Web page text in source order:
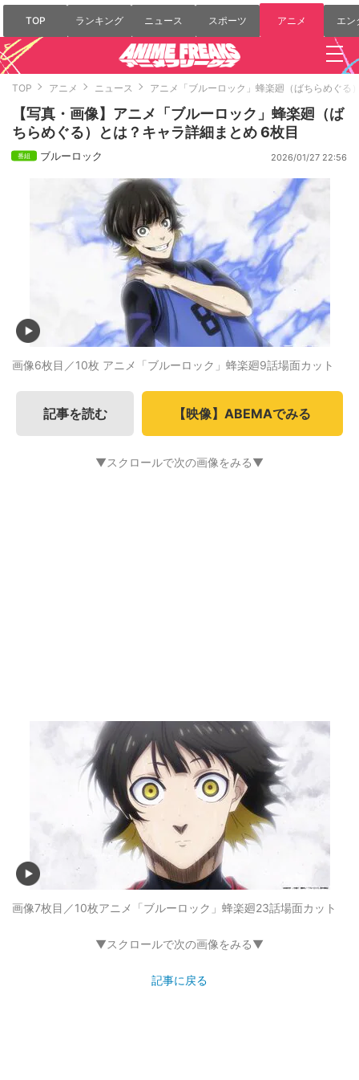
TOP ランキング ニュース スポーツ アニメ エン
TOP アニメ ニュース アニメ「ブルーロック」蜂楽廻（ばちらめぐる
【写真・画像】アニメ「ブルーロック」蜂楽廻（ば
ちらめぐる）とは？キャラ詳細まとめ 6枚目
ブルーロック 2026/01/27 22:56
画像6枚目／10枚 アニメ「ブルーロック」蜂楽廻9話場面カット
記事を読む 【映像】ABEMAでみる
▼スクロールで次の画像をみる▼
画像7枚目／10枚アニメ「ブルーロック」蜂楽廻23話場面カット
▼スクロールで次の画像をみる▼
記事に戻る